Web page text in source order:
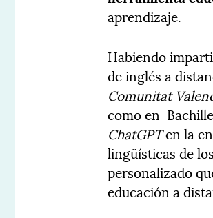
aprendizaje.
Habiendo
de inglés a
Comunitat
como en
ChatGPTen la
lingüísticas de
personalizado
educación a